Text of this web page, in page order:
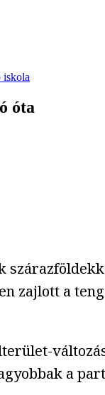
iskola
óta
zajlott a
a